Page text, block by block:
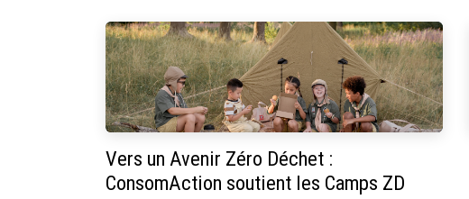
Vers un Avenir Zéro Déchet :
ConsomAction soutient les Camps ZD